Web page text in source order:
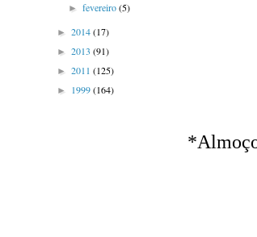
►fevereiro(5)
► 2014(17)
► 2013 (91)
► 2011 (125)
► 1999(164)